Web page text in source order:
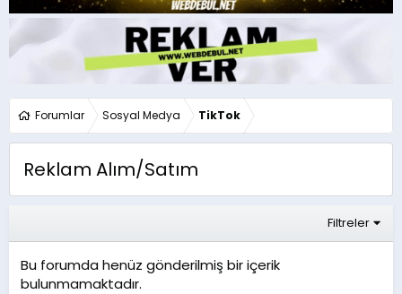
Forumlar Sosyal Medya TikTok
Reklam Alım/Satım
Filtreler
Bu forumda henüz gönderilmiş bir içerik
bulunmamaktadır.